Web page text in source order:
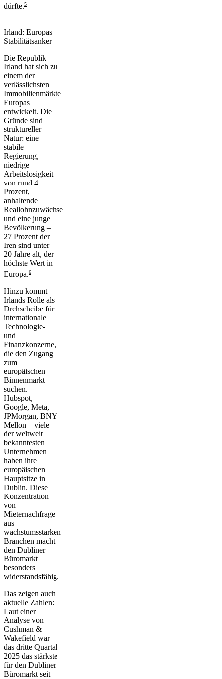
dürfte.5
Irland: Europas
Stabilitätsanker
Die Republik
Irland hat sich zu
einem der
verlässlichsten
Immobilienmärkte
Europas
entwickelt. Die
Gründe sind
struktureller
Natur: eine
stabile
Regierung,
niedrige
Arbeitslosigkeit
von rund 4
Prozent,
anhaltende
Reallohnzuwächse
und eine junge
Bevölkerung –
27 Prozent der
Iren sind unter
20 Jahre alt, der
höchste Wert in
Europa.6
Hinzu kommt
Irlands Rolle als
Drehscheibe für
internationale
Technologie-
und
Finanzkonzerne,
die den Zugang
zum
europäischen
Binnenmarkt
suchen.
Hubspot,
Google, Meta,
JPMorgan, BNY
Mellon – viele
der weltweit
bekanntesten
Unternehmen
haben ihre
europäischen
Hauptsitze in
Dublin. Diese
Konzentration
von
Mieternachfrage
aus
wachstumsstarken
Branchen macht
den Dubliner
Büromarkt
besonders
widerstandsfähig.
Das zeigen auch
aktuelle Zahlen:
Laut einer
Analyse von
Cushman &
Wakefield war
das dritte Quartal
2025 das stärkste
für den Dubliner
Büromarkt seit